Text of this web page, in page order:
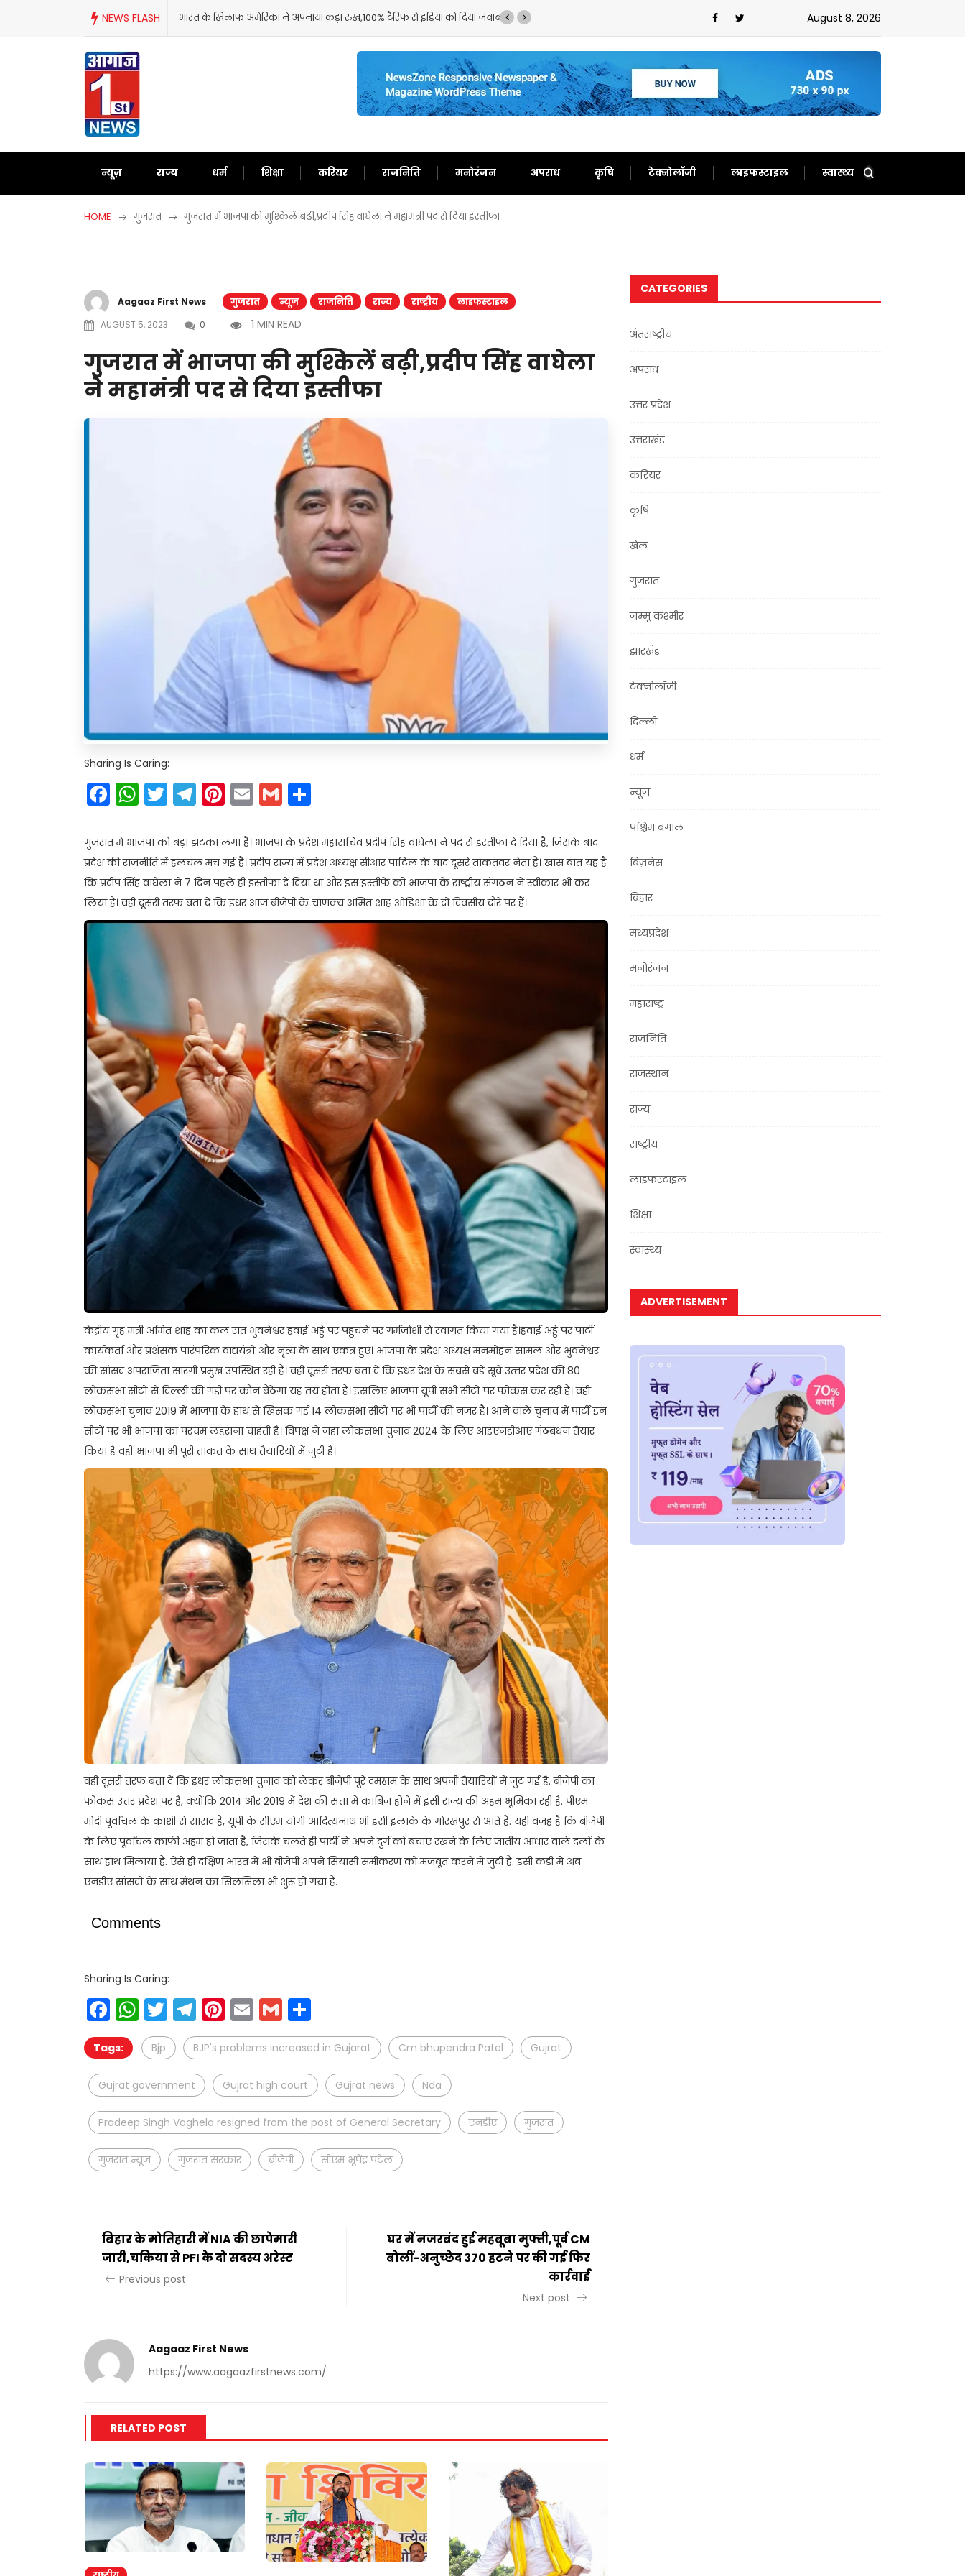
NEWS FLASH
टैरिफ से इंडिया को दिया जवाब जानिए आखिरकार E20 पेट्रोल जांच में क्या मिला?इस मामले में बड़े पैमाने पर मिली गड़बड़ी! August 8, 2026
न्यूज़ राज्य धर्म शिक्षा करियर राजनिति मनोरंजन अपराध कृषि टेक्नोलॉजी लाइफस्टाइल स्वास्थ्य
HOME गुजरात गुजरात में भाजपा की मुश्किलें बढ़ी,प्रदीप सिंह वाघेला ने महामंत्री पद से दिया इस्तीफा
Aagaaz First News गुजरात न्यूज़ राजनिति राज्य राष्ट्रीय
लाइफस्टाइल
AUGUST 5, 2023
0 1 MIN READ
गुजरात में भाजपा की मुश्किलें बढ़ी,प्रदीप सिंह वाघेला
ने महामंत्री पद से दिया इस्तीफा
Sharing Is Caring:
Facebook
WhatsApp
Twitter
Telegram
Pinterest
EmailGmail
गुजरात में भाजपा को बड़ा झटका लगा है। भाजपा के प्रदेश महासचिव प्रदीप सिंह वाघेला ने पद से इस्तीफा दे दिया है, जिसके बाद
प्रदेश की राजनीति में हलचल मच गई है। प्रदीप राज्य में प्रदेश अध्यक्ष सीआर पाटिल के बाद दूसरे ताकतवर नेता हैं। खास बात यह है
कि प्रदीप सिंह वाघेला ने 7 दिन पहले ही इस्तीफा दे दिया था और इस इस्तीफे को भाजपा के राष्ट्रीय संगठन ने स्वीकार भी कर
लिया है। वही दूसरी तरफ बता दें कि इधर आज बीजेपी के चाणक्य अमित शाह ओडिशा के दो दिवसीय दौरे पर हैं।
केंद्रीय गृह मंत्री अमित शाह का कल रात भुवनेश्वर हवाई अड्डे पर पहुंचने पर गर्मजोशी से स्वागत किया गया है।हवाई अड्डे पर पार्टी
कार्यकर्ता और प्रशंसक पारंपरिक वाद्ययंत्रों और नृत्य के साथ एकत्र हुए। भाजपा के प्रदेश अध्यक्ष मनमोहन सामल और भुवनेश्वर
की सांसद अपराजिता सारंगी प्रमुख उपस्थित रही है। वही दूसरी तरफ बता दें कि इधर देश के सबसे बड़े सूबे उत्‍तर प्रदेश की 80
लोकसभा सीटों से द‍िल्‍ली की गद्दी पर कौन बैठेगा यह तय होता है। इसल‍िए भाजपा यूपी सभी सीटों पर फोकस कर रही है। वहीं
लोकसभा चुनाव 2019 में भाजपा के हाथ स‍े ख‍िसक गई 14 लोकसभा सीटों पर भी पार्टी की नजर हैं। आने वाले चुनाव में पार्टी इन
सीटों पर भी भाजपा का परचम लहराना चाहती है। व‍िपक्ष ने जहां लोकसभा चुनाव 2024 के ल‍िए आइएनडीआए गंठबंधन तैयार
क‍िया है वहीं भाजपा भी पूरी ताकत के साथ तैयार‍ियों में जुटी है।
वही दूसरी तरफ बता दें कि इधर लोकसभा चुनाव को लेकर बीजेपी पूरे दमखम के साथ अपनी तैयारियों में जुट गई है. बीजेपी का
फोकस उत्तर प्रदेश पर है, क्योंकि 2014 और 2019 में देश की सत्ता में काबिज होने में इसी राज्य की अहम भूमिका रही है. पीएम
मोदी पूर्वांचल के काशी से सांसद हैं, यूपी के सीएम योगी आदित्यनाथ भी इसी इलाके के गोरखपुर से आते हैं. यही वजह है कि बीजेपी
के लिए पूर्वांचल काफी अहम हो जाता है, जिसके चलते ही पार्टी ने अपने दुर्ग को बचाए रखने के लिए जातीय आधार वाले दलों के
साथ हाथ मिलाया है. ऐसे ही दक्षिण भारत में भी बीजेपी अपने सियासी समीकरण को मजबूत करने में जुटी है. इसी कड़ी में अब
एनडीए सांसदों के साथ मंथन का सिलसिला भी शुरू हो गया है.
Comments
Sharing Is Caring:
Facebook
WhatsApp
Twitter
Telegram
Pinterest
EmailGmail
Tags: Bjp BJP's problems increased in Gujarat Cm bhupendra Patel Gujrat
Gujrat government Gujrat high court Gujrat news Nda
Pradeep Singh Vaghela resigned from the post of General Secretary एनडीए गुजरात
गुजरात न्यूज गुजरात सरकार बीजेपी सीएम भूपेंद्र पटेल
बिहार के मोतिहारी में NIA की छापेमारी
जारी,चकिया से PFI के दो सदस्य अरेस्ट
Previous post
घर में नजरबंद हुई महबूबा मुफ्ती,पूर्व CM
बोलीं-अनुच्छेद 370 हटने पर की गई फिर
कार्रवाई
Next post
Aagaaz First News
https://www.aagaazfirstnews.com/
RELATED POST
CATEGORIES
अंतराष्ट्रीय
अपराध
उत्तर प्रदेश
उत्तराखंड
करियर
कृषि
खेल
गुजरात
जम्मू कश्मीर
झारखंड
टेक्नोलॉजी
दिल्ली
धर्म
न्यूज़
पश्चिम बंगाल
बिज़नेस
बिहार
मध्यप्रदेश
मनोरंजन
महाराष्ट्र
राजनिति
राजस्थान
राज्य
राष्ट्रीय
लाइफस्टाइल
शिक्षा
स्वास्थ्य
ADVERTISEMENT